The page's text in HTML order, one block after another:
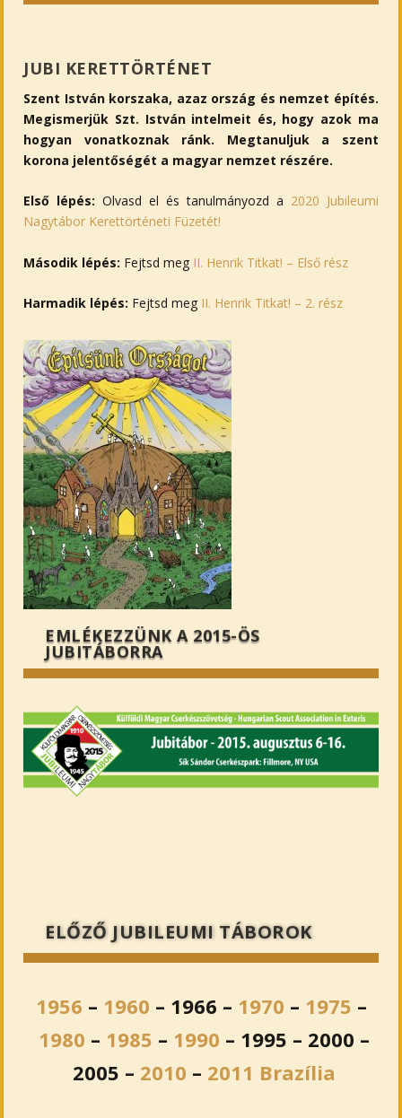
JUBI KERETTÖRTÉNET
Szent István korszaka, azaz ország és nemzet építés.
Megismerjük Szt. István intelmeit és, hogy azok ma
hogyan vonatkoznak ránk. Megtanuljuk a szent
korona jelentőségét a magyar nemzet részére.
Első lépés: Olvasd el és tanulmányozd a 2020 Jubileumi
Nagytábor Kerettörténeti Füzetét!
Második lépés: Fejtsd meg II. Henrik Titkat! – Első rész
Harmadik lépés: Fejtsd meg II. Henrik Titkat! – 2. rész
EMLÉKEZZÜNK A 2015-ÖS
JUBITÁBORRA
ELŐZŐ JUBILEUMI TÁBOROK
1956 – 1960 – 1966 – 1970 – 1975 –
1980 – 1985 – 1990 – 1995 – 2000 –
2005 – 2010 – 2011 Brazília